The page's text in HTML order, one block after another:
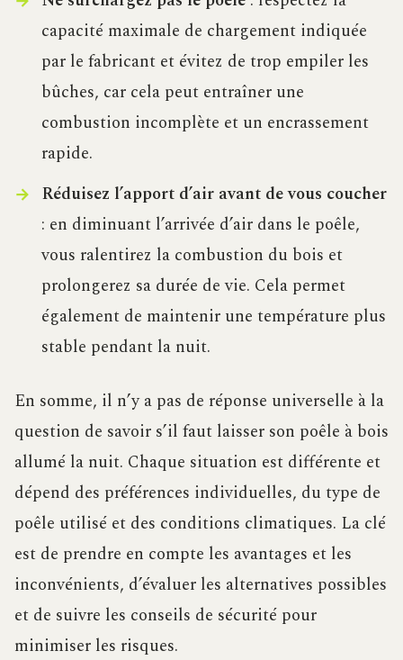
capacité maximale de chargement indiquée
par le fabricant et évitez de trop empiler les
bûches, car cela peut entraîner une
combustion incomplète et un encrassement
rapide.
Réduisez l’apport d’air avant de vous coucher
: en diminuant l’arrivée d’air dans le poêle,
vous ralentirez la combustion du bois et
prolongerez sa durée de vie. Cela permet
également de maintenir une température plus
stable pendant la nuit.
En somme, il n’y a pas de réponse universelle à la
question de savoir s’il faut laisser son poêle à bois
allumé la nuit. Chaque situation est différente et
dépend des préférences individuelles, du type de
poêle utilisé et des conditions climatiques. La clé
est de prendre en compte les avantages et les
inconvénients, d’évaluer les alternatives possibles
et de suivre les conseils de sécurité pour
minimiser les risques.